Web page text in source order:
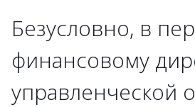
Безусловно, в
финансовому
управленческой